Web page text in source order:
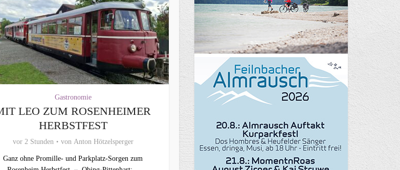
Gastronomie
LEO ZUM ROSENHEIMER
HERBSTFEST
vor 2 Stunden von Anton Hötzelsperger
Ganz ohne Promille- und Parkplatz-Sorgen zum